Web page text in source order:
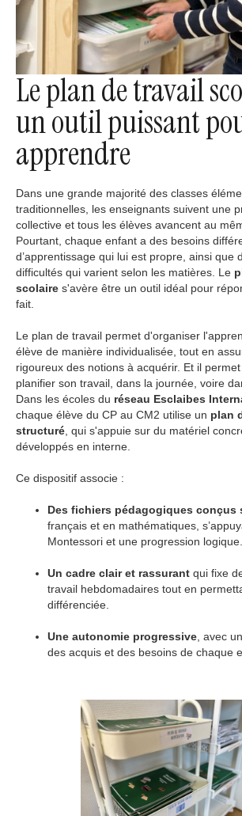
Le plan de travail
un outil puissant
apprendre
Dans une grande majorité des classes
traditionnelles, les enseignants suivent une
collective et tous les élèves avancent au
Pourtant, chaque enfant a des besoins
d’apprentissage qui lui est propre, ainsi que
difficultés qui varient selon les matières. Le
scolaire s'avère être un outil idéal pour
fait.
Le plan de travail permet d'organiser
élève de manière individualisée, tout en
rigoureux des notions à acquérir. Et il
planifier son travail, dans la journée, voire
Dans les écoles du réseau Esclaibes
chaque élève du CP au CM2 utilise un plan
structuré , qui s'appuie sur du matériel
développés en interne.
Ce dispositif associe :
Des fichiers pédagogiques conçus
français et en mathématiques,
Montessori et une progression logique.
Un cadre clair et rassurant qui fixe
travail hebdomadaires tout en
différenciée.
Une autonomie progressive , avec
des acquis et des besoins de chaque